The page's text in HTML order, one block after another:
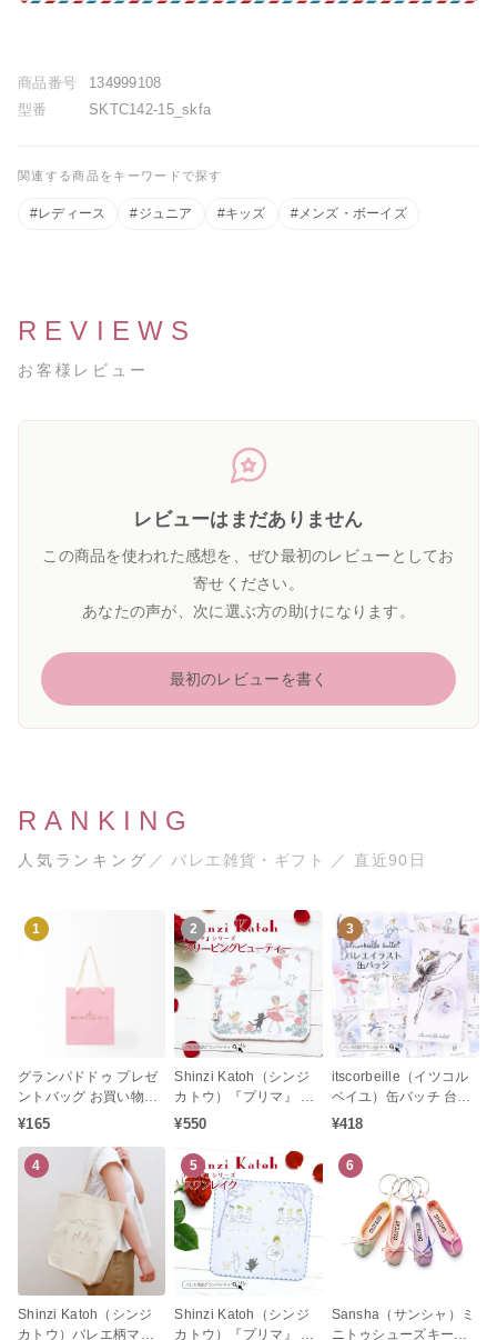
商品番号
134999108
型番
SKTC142-15_skfa
関連する商品をキーワードで探す
#レディース #ジュニア #キッズ #メンズ・ボーイズ
REVIEWS
お客様レビュー
レビューはまだありません
この商品を使われた感想を、ぜひ最初のレビューとしてお
寄せください。
あなたの声が、次に選ぶ方の助けになります。
最初のレビューを書く
RANKING
人気ランキング ／ バレエ雑貨・ギフト ／ 直近90日
1
グランパドドゥ プレゼ
ントバッグ お買い物袋
（小） プレゼント手提
押し袋
¥165
2
Shinzi Katoh（シンジ
カトウ）『プリマ』 シ
リーズ スリーピングビ
フ バレエ柄 プレゼント
発表会
¥550
3
itscorbeille（イツコル
ベイユ）缶バッチ 台紙
付き（バレエステーシ
返し 発表会お返し 白鳥
の湖 眠れる森の美女 く
るみ割り人形 ドン・キ
ホーテ ジゼル）
¥418
4
Shinzi Katoh（シンジ
カトウ）バレエ柄マチ
5
Shinzi Katoh（シンジ
カトウ）『プリマ』 シ
6
Sansha（サンシャ）ミ
ニトゥシューズキーホ